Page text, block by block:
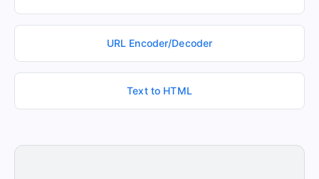
URL Encoder/Decoder
Text to HTML